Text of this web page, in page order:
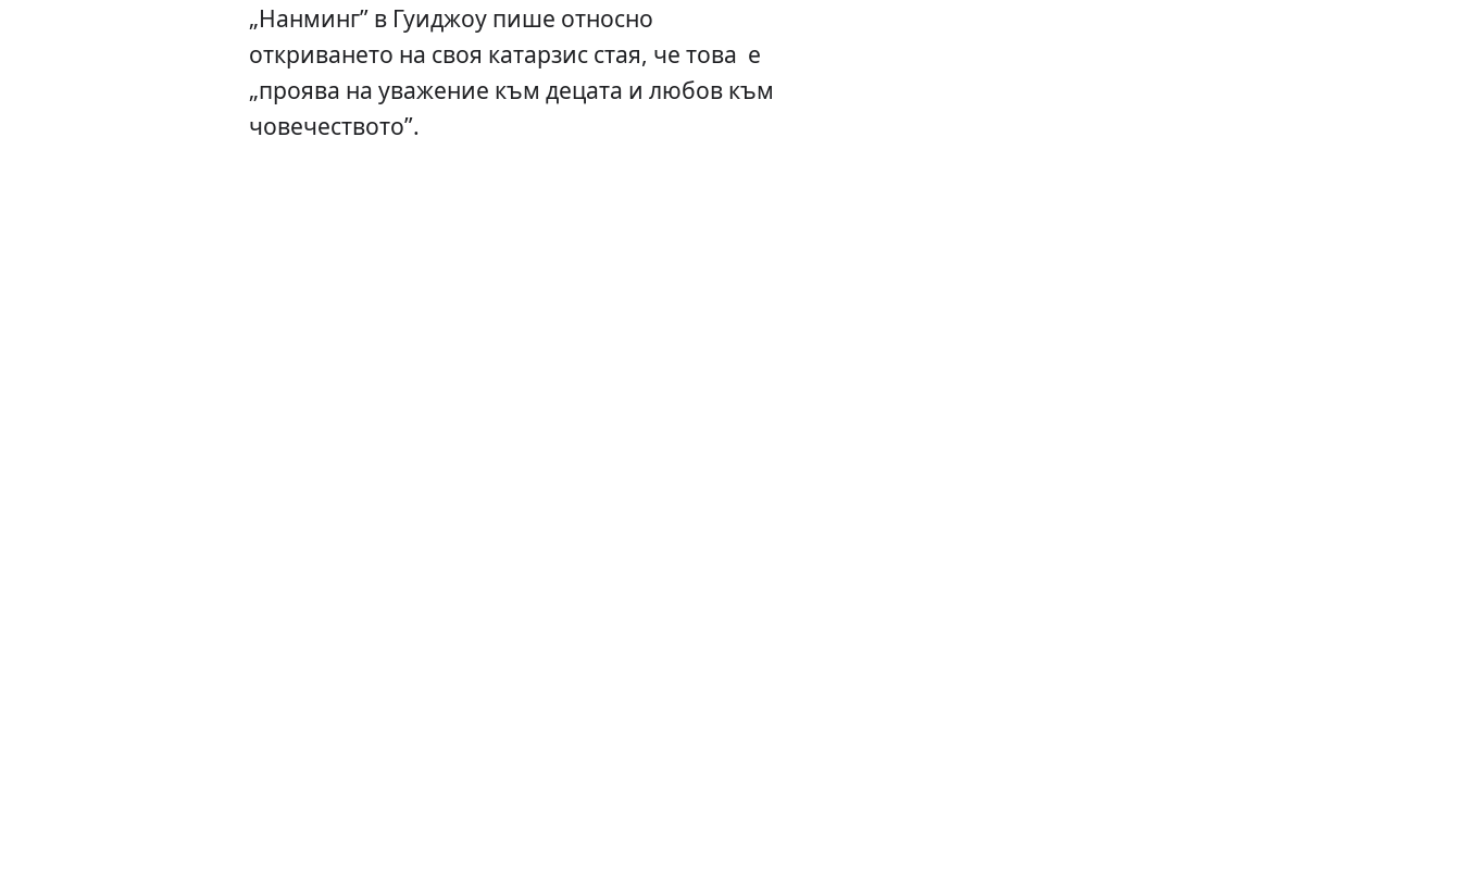
„Нанминг” в Гуиджоу пише относно
откриването на своя катарзис стая, че това е
„проява на уважение към децата и любов към
човечеството”.